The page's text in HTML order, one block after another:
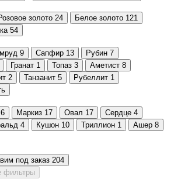
золото 24 Белое золото 121
54
9 Сапфир 13 Рубин 7
Гранат 1 Топаз 3 Аметист 8
2 Танзанит 5 Рубеллит 1
6 Маркиз 17 Овал 17 Сердце 4
4 Кушон 10 Триллион 1 Ашер 8
под заказ 204
фильтры